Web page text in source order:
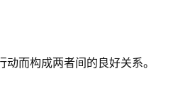
而构成两者间的良好关系。